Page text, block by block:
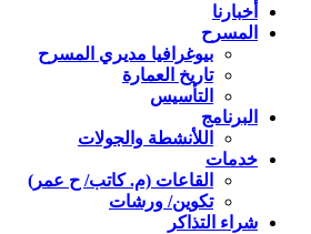
أخبارنا
المسرح
بيوغرافيا مديري المسرح
تاريخ العمارة
التأسيس
البرنامج
اللأنشطة والجولات
خدمات
القاعات (م. كاتب/ ح عمر)
تكوين/ ورشات
شراء التذاكر